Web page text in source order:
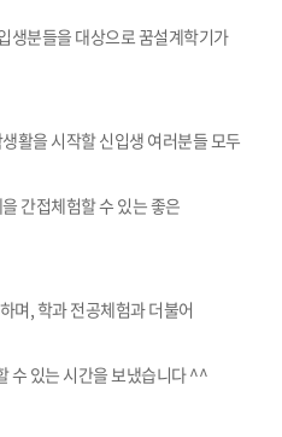
생분들을 대상으로 꿈설계학기가
활을 시작할 신입생 여러분들 모두
간접체험할 수 있는 좋은
며, 학과 전공체험과 더불어
수 있는 시간을 보냈습니다 ^^